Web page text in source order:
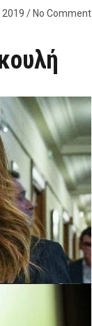
/ No Comment